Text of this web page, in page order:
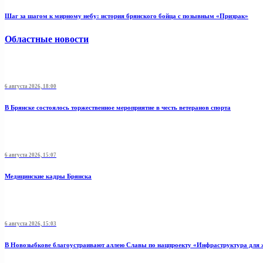
Шаг за шагом к мирному небу: история брянского бойца с позывным «Призрак»
Областные новости
6 августа 2026, 18:00
В Брянске состоялось торжественное мероприятие в честь ветеранов спорта
6 августа 2026, 15:07
Медицинские кадры Брянска
6 августа 2026, 15:03
В Новозыбкове благоустраивают аллею Славы по нацпроекту «Инфраструктура для